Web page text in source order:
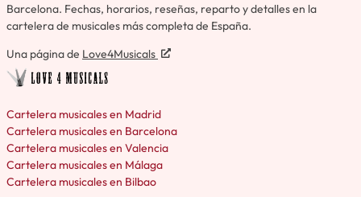
Barcelona. Fechas, horarios, reseñas, reparto y detalles en la
cartelera de musicales más completa de España.
Una página de Love4Musicals
Cartelera musicales en Madrid
Cartelera musicales en Barcelona
Cartelera musicales en Valencia
Cartelera musicales en Málaga
Cartelera musicales en Bilbao